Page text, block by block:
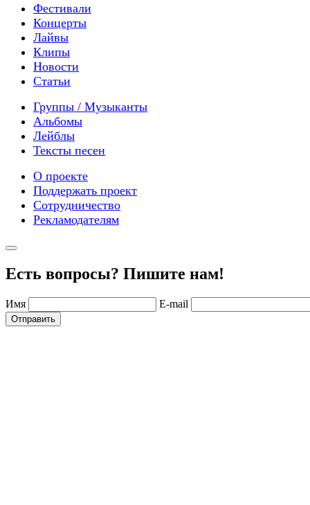
Фестивали
Концерты
Лайвы
Клипы
Новости
Статьи
Группы / Музыканты
Альбомы
Лейблы
Тексты песен
О проекте
Поддержать проект
Сотрудничество
Рекламодателям
Есть вопросы? Пишите нам!
Имя E-mail